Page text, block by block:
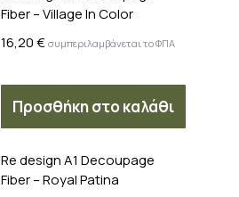
Fiber – Village In Color
16,20€ συμπεριλαμβάνεται το ΦΠΑ
Προσθήκη στο καλάθι
Re design A1 Decoupage
Fiber – Royal Patina